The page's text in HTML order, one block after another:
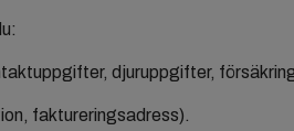
djuruppgifter,
faktureringsadress).